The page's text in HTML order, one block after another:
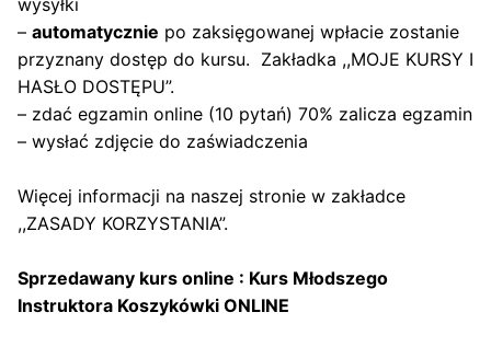
– automatycznie po zaksięgowanej wpłacie zostanie
przyznany dostęp do kursu. Zakładka ,,MOJE KURSY I
HASŁO DOSTĘPU”.
– zdać egzamin online (10 pytań) 70% zalicza egzamin
– wysłać zdjęcie do zaświadczenia
Więcej informacji na naszej stronie w zakładce
,,ZASADY KORZYSTANIA”.
Sprzedawany kurs online : Kurs Młodszego
Instruktora Koszykówki ONLINE